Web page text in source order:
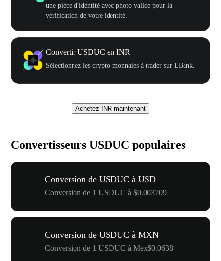
une pièce d'identité avec photo valide pour la
vérification de votre identité.
Convertir USDUC en INR
Sélectionnez les crypto-monnaies à trader sur LBank.
Achetez INR maintenant
Convertisseurs USDUC populaires
Conversion de USDUC à USD
Conversion de 1 USDUC à $0.003709
Conversion de USDUC à MXN
Conversion de 1 USDUC à Mex$0.0638